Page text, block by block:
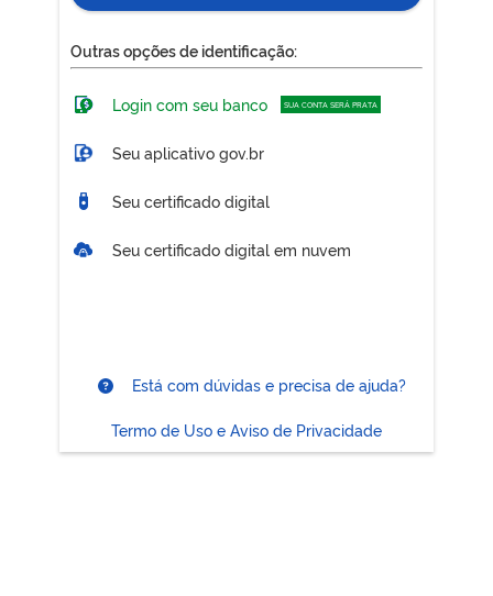
Outras opções de identificação:
Login com seu banco SUA CONTA SERÁ PRATA
Seu aplicativo gov.br
Seu certificado digital
Seu certificado digital em nuvem
Está com dúvidas e precisa de ajuda?
Termo de Uso e Aviso de Privacidade